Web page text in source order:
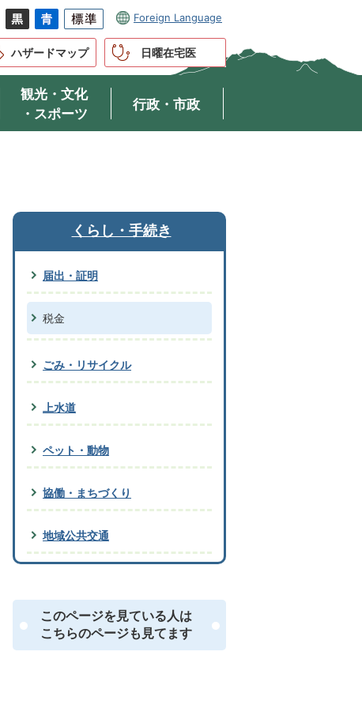
Foreign Language
ハザードマップ 日曜在宅医
観光・文化
・スポーツ
行政・市政
くらし・手続き
届出・証明
税金
ごみ・リサイクル
上水道
ペット・動物
協働・まちづくり
地域公共交通
このページを見ている人は
こちらのページも見てます